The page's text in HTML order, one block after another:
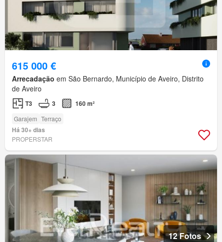
615 000 €
Arrecadação em São Bernardo, Município de Aveiro, Distrito
de Aveiro
T3 3 160 m²
Garajem Terraço
Há 30+ dias
PROPERSTAR
12 Fotos